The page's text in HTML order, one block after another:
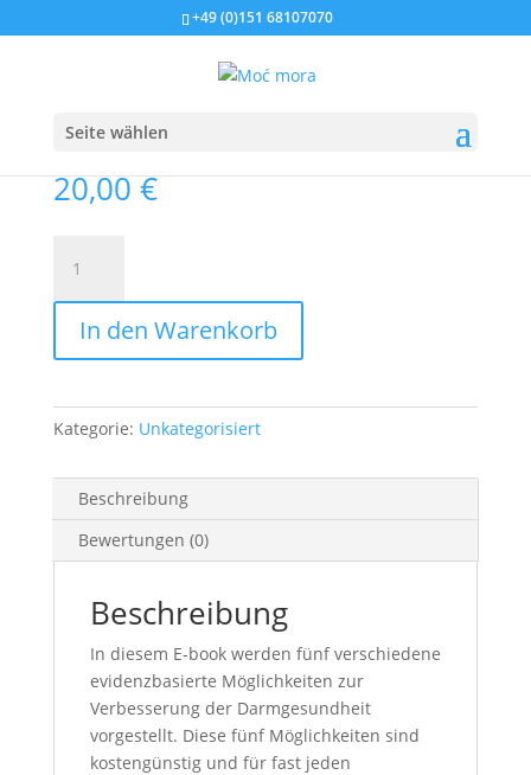
+49 (0)151 68107070
Seite wählen
Unkategorisiert/ E-Book Darmgesundheit
E-Book Darmgesundheit
20,00€
Book
Darmgesundheit
MengeIn den Warenkorb
Kategorie: Unkategorisiert
Beschreibung
Bewertungen (0)
Beschreibung
In diesem E-book werden fünf verschiedene
evidenzbasierte Möglichkeiten zur
Verbesserung der Darmgesundheit
vorgestellt. Diese fünf Möglichkeiten sind
kostengünstig und für fast jeden